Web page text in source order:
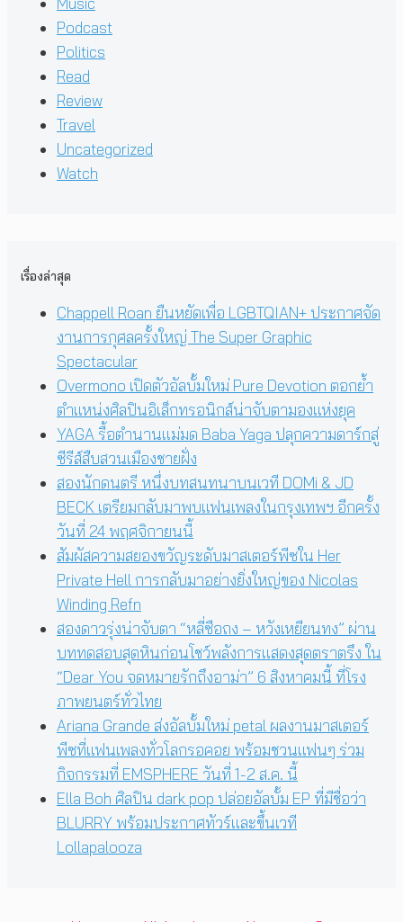
Podcast
Politics
Read
Review
Travel
Uncategorized
Watch
เรื่องล่าสุด
Chappell Roan ยืนหยัดเพื่อ LGBTQIAN+ ประกาศจัด
งานการกุศลครั้งใหญ่ The Super Graphic
Spectacular
Overmono เปิดตัวอัลบั้มใหม่ Pure Devotion ตอกย้ำ
ตำแหน่งศิลปินอิเล็กทรอนิกส์น่าจับตามองแห่งยุค
YAGA รื้อตำนานแม่มด Baba Yaga ปลุกความดาร์กสู่
ซีรีส์สืบสวนเมืองชายฝั่ง
สองนักดนตรี หนึ่งบทสนทนาบนเวที DOMi & JD
BECK เตรียมกลับมาพบแฟนเพลงในกรุงเทพฯ อีกครั้ง
วันที่ 24 พฤศจิกายนนี้
สัมผัสความสยองขวัญระดับมาสเตอร์พีซใน Her
Private Hell การกลับมาอย่างยิ่งใหญ่ของ Nicolas
Winding Refn
สองดาวรุ่งน่าจับตา “หลี่ซือถง – หวังเหยียนทง” ผ่าน
บททดสอบสุดหินก่อนโชว์พลังการแสดงสุดตราตรึง ใน
“Dear You จดหมายรักถึงอาม่า” 6 สิงหาคมนี้ ที่โรง
ภาพยนตร์ทั่วไทย
Ariana Grande ส่งอัลบั้มใหม่ petal ผลงานมาสเตอร์
พีซที่แฟนเพลงทั่วโลกรอคอย พร้อมชวนแฟนๆ ร่วม
กิจกรรมที่ EMSPHERE วันที่ 1-2 ส.ค. นี้
Ella Boh ศิลปิน dark pop ปล่อยอัลบั้ม EP ที่มีชื่อว่า
BLURRY พร้อมประกาศทัวร์และขึ้นเวที
Lollapalooza